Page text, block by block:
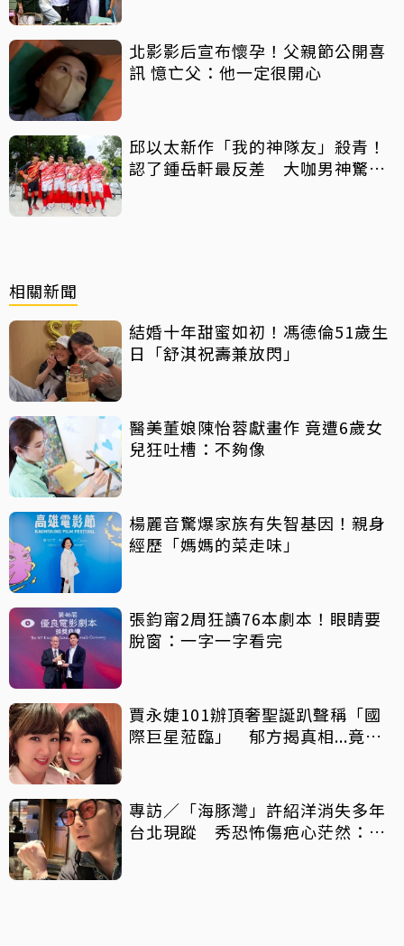
北影影后宣布懷孕！父親節公開喜
訊 憶亡父：他一定很開心
邱以太新作「我的神隊友」殺青！
認了鍾岳軒最反差 大咖男神驚喜
相關新聞
結婚十年甜蜜如初！馮德倫51歲生
日「舒淇祝壽兼放閃」
醫美董娘陳怡蓉獻畫作 竟遭6歲女
兒狂吐槽：不夠像
楊麗音驚爆家族有失智基因！親身
經歷「媽媽的菜走味」
張鈞甯2周狂讀76本劇本！眼睛要
脫窗：一字一字看完
賈永婕101辦頂奢聖誕趴聲稱「國
際巨星蒞臨」 郁方揭真相...竟是
專訪／「海豚灣」許紹洋消失多年
台北現蹤 秀恐怖傷疤心茫然：我